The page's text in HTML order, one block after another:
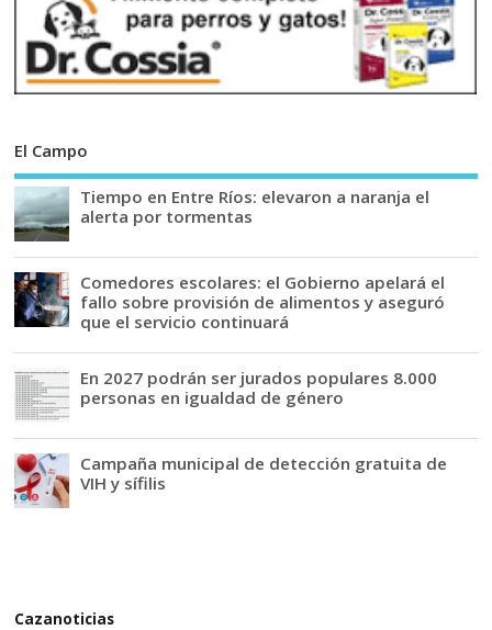
El Campo
Tiempo en Entre Ríos: elevaron a naranja el
alerta por tormentas
Comedores escolares: el Gobierno apelará el
fallo sobre provisión de alimentos y aseguró
que el servicio continuará
En 2027 podrán ser jurados populares 8.000
personas en igualdad de género
Campaña municipal de detección gratuita de
VIH y sífilis
Cazanoticias